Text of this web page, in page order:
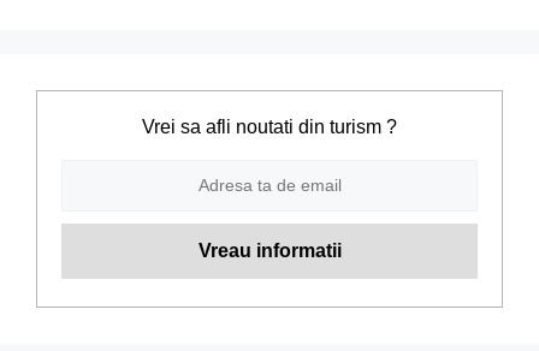
Vrei sa afli noutati din turism ?